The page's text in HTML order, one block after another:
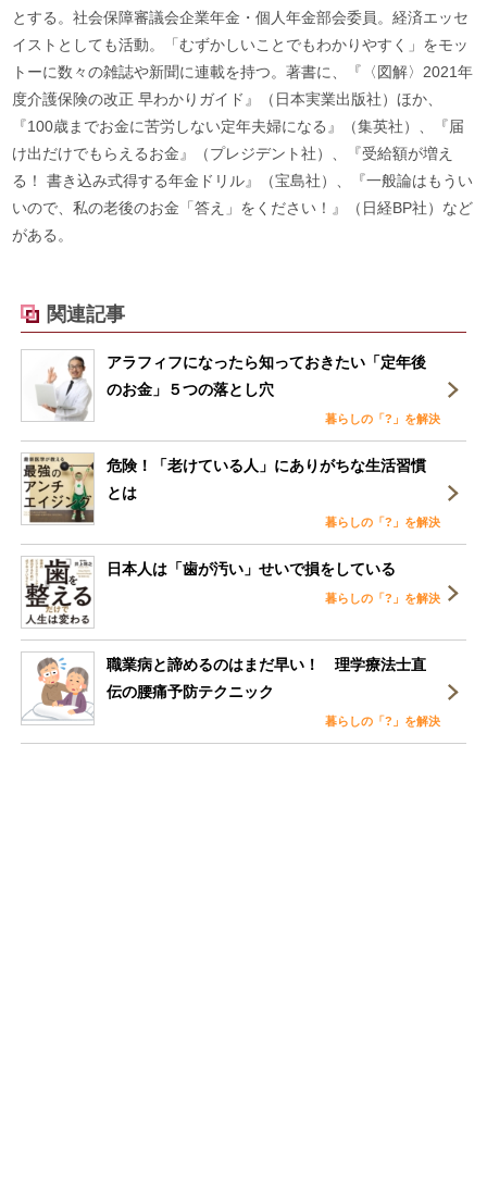
とする。社会保障審議会企業年金・個人年金部会委員。経済エッセ
イストとしても活動。「むずかしいことでもわかりやすく」をモッ
トーに数々の雑誌や新聞に連載を持つ。著書に、『〈図解〉2021年
度介護保険の改正 早わかりガイド』（日本実業出版社）ほか、
『100歳までお金に苦労しない定年夫婦になる』（集英社）、『届
け出だけでもらえるお金』（プレジデント社）、『受給額が増え
る！ 書き込み式得する年金ドリル』（宝島社）、『一般論はもうい
いので、私の老後のお金「答え」をください！』（日経BP社）など
がある。
関連記事
アラフィフになったら知っておきたい「定年後
のお金」５つの落とし穴
暮らしの「?」を解決
危険！「老けている人」にありがちな生活習慣
とは
暮らしの「?」を解決
日本人は「歯が汚い」せいで損をしている
暮らしの「?」を解決
職業病と諦めるのはまだ早い！ 理学療法士直
伝の腰痛予防テクニック
暮らしの「?」を解決